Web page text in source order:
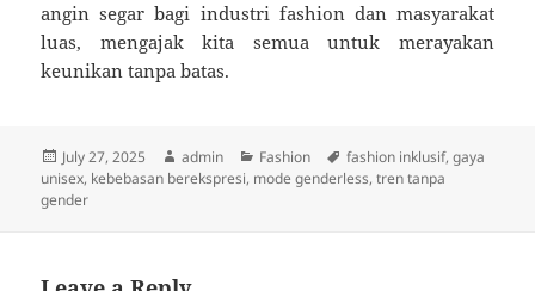
angin segar bagi industri fashion dan masyarakat
luas, mengajak kita semua untuk merayakan
keunikan tanpa batas.
Posted
on
July 27, 2025 Author
admin Categories
Fashion Tags
fashion inklusif,gaya
unisex, kebebasan berekspresi, mode genderless,tren tanpa
gender